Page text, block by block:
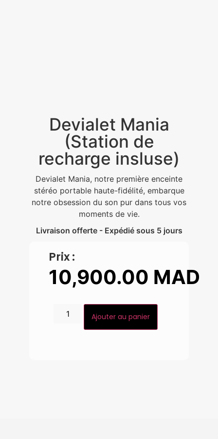
Devialet Mania
(Station de
recharge insluse)
Devialet Mania, notre première enceinte
stéréo portable haute-fidélité, embarque
notre obsession du son pur dans tous vos
moments de vie.
Livraison offerte - Expédié sous 5 jours
Ajouter au panier
Prix :
10,900.00 MAD